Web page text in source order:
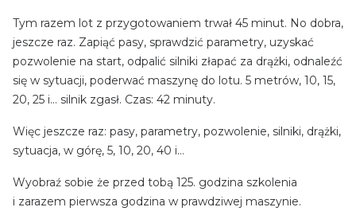
Tym razem lot z przygotowaniem trwał 45 minut. No dobra,
jeszcze raz. Zapiąć pasy, sprawdzić parametry, uzyskać
pozwolenie na start, odpalić silniki złapać za drążki, odnaleźć
się w sytuacji, poderwać maszynę do lotu. 5 metrów, 10, 15,
20, 25 i… silnik zgasł. Czas: 42 minuty.
Więc jeszcze raz: pasy, parametry, pozwolenie, silniki, drążki,
sytuacja, w górę, 5, 10, 20, 40 i…
Wyobraź sobie że przed tobą 125. godzina szkolenia
i zarazem pierwsza godzina w prawdziwej maszynie.